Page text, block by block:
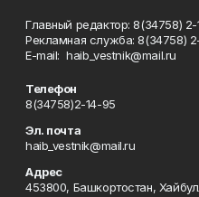
Главный редактор: 8(34758) 2-
Рекламная служба: 8(34758)
Е-mаil: haib_vestnik@mail.ru
Телефон
8(34758)2-14-95
Эл. почта
haib_vestnik@mail.ru
Адрес
453800, Башкортостан,